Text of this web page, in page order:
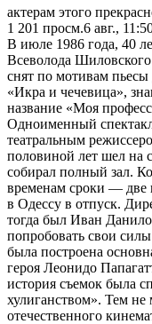
актерам этого
1 201 просм.6 авг.,
В июле 1986 года, 40
Всеволода
снят по мотивам
«Икра и чечевица»,
название «Моя
Одноименный
театральным
половиной лет шел на
собирал полный зал.
временам сроки — две
в Одессу в отпуск.
тогда был Иван
попробовать свои
была построена
героя Леонидо
история съемок была
хулиганством». Тем
отечественного